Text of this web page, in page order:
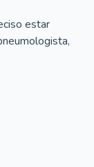
estar